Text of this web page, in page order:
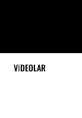
VIDEOLAR